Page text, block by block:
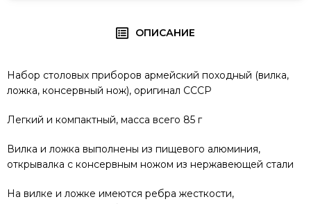
ОПИСАНИЕ
Набор столовых приборов армейский походный (вилка,
ложка, консервный нож), оригинал СССР
Легкий и компактный, масса всего 85 г
Вилка и ложка выполнены из пищевого алюминия,
открывалка с консервным ножом из нержавеющей стали
На вилке и ложке имеются ребра жесткости,